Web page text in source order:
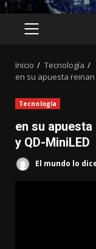
MENÚ
Inicio
Tecnología
en su apuesta reinan
Tecnología
en su
y QD-MiniLED
El mundo lo